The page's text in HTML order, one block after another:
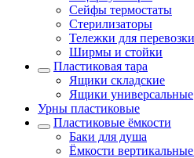
Сейфы термостаты
Стерилизаторы
Тележки для
Ширмы и стойки
Пластиковая тара
Ящики складские
Ящики универсальные
Урны пластиковые
Пластиковые ёмкости
Баки для душа
Ёмкости